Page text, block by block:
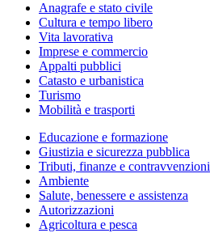
Anagrafe e stato civile
Cultura e tempo libero
Vita lavorativa
Imprese e commercio
Appalti pubblici
Catasto e urbanistica
Turismo
Mobilità e trasporti
Educazione e formazione
Giustizia e sicurezza pubblica
Tributi, finanze e contravvenzioni
Ambiente
Salute, benessere e assistenza
Autorizzazioni
Agricoltura e pesca